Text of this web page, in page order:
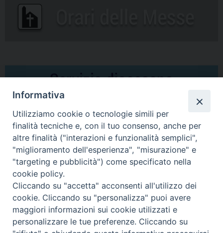
Comunicati Stampa
Il cordoglio dei Vescovi di Puglia per la morte di S.E.R. Mons. Agostino
Superbo
Nasce la Consulta Diocesana delle Aggregazioni Laicali di Castellaneta
Archivio comunicati stampa
Informativa
Utilizziamo cookie o tecnologie simili per
finalità tecniche e, con il tuo consenso, anche per
altre finalità ("interazioni e funzionalità semplici",
"miglioramento dell'esperienza", "misurazione" e
"targeting e pubblicità") come specificato nella
cookie policy.
Cliccando su "accetta" acconsenti all'utilizzo dei
cookie. Cliccando su "personalizza" puoi avere
maggiori informazioni sui cookie utilizzati e
personalizzare le tue preferenze. Cliccando su